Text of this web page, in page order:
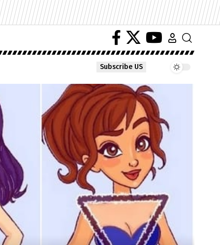
Subscribe US